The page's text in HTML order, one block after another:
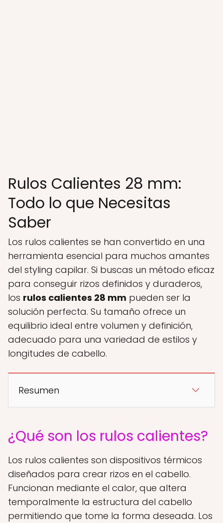
Rulos Calientes 28 mm:
Todo lo que Necesitas
Saber
Los rulos calientes se han convertido en una
herramienta esencial para muchos amantes
del styling capilar. Si buscas un método eficaz
para conseguir rizos definidos y duraderos,
los rulos calientes 28 mm pueden ser la
solución perfecta. Su tamaño ofrece un
equilibrio ideal entre volumen y definición,
adecuado para una variedad de estilos y
longitudes de cabello.
Resumen
¿Qué son los rulos calientes?
Los rulos calientes son dispositivos térmicos
diseñados para crear rizos en el cabello.
Funcionan mediante el calor, que altera
temporalmente la estructura del cabello
permitiendo que tome la forma deseada. Los